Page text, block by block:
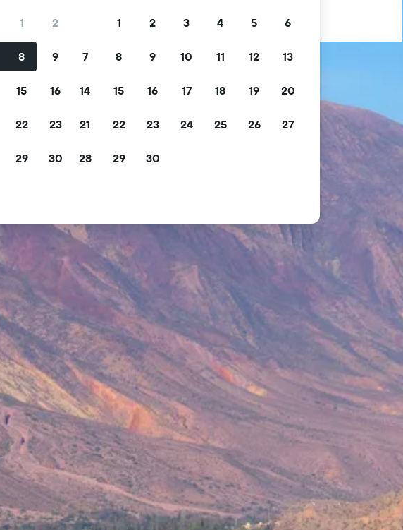
1 2
8 9
15 16
22 23
29 30
1 2 3 4 5 6
7 8 9 10 11 12 13
14 15 16 17 18 19 20
21 22 23 24 25 26 27
28 29 30